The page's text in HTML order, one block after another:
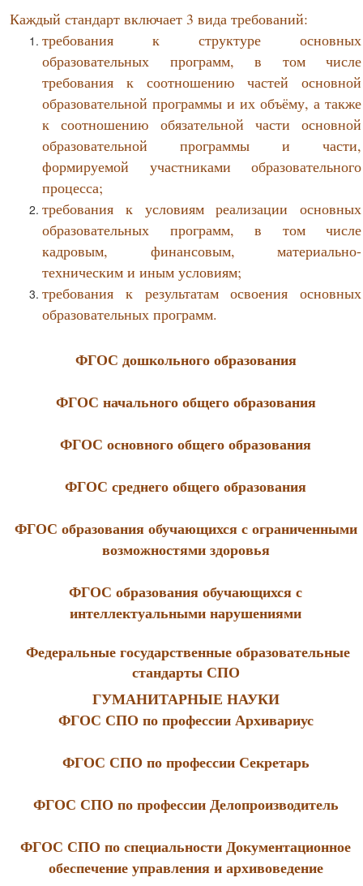
Каждый стандарт включает 3 вида требований:
требования к структуре основных
образовательных программ, в том числе
требования к соотношению частей основной
образовательной программы и их объёму, а также
к соотношению обязательной части основной
образовательной программы и части,
формируемой участниками образовательного
процесса;
требования к условиям реализации основных
образовательных программ, в том числе
кадровым, финансовым, материально-
техническим и иным условиям;
требования к результатам освоения основных
образовательных программ.
ФГОС дошкольного образования
ФГОС начального общего образования
ФГОС основного общего образования
ФГОС среднего общего образования
ФГОС образования обучающихся с ограниченными
возможностями здоровья
ФГОС образования обучающихся с
интеллектуальными нарушениями
Федеральные государственные образовательные
стандарты СПО
ГУМАНИТАРНЫЕ НАУКИ
ФГОС СПО по профессии Архивариус
ФГОС СПО по профессии Секретарь
ФГОС СПО по профессии Делопроизводитель
ФГОС СПО по специальности Документационное
обеспечение управления и архивоведение